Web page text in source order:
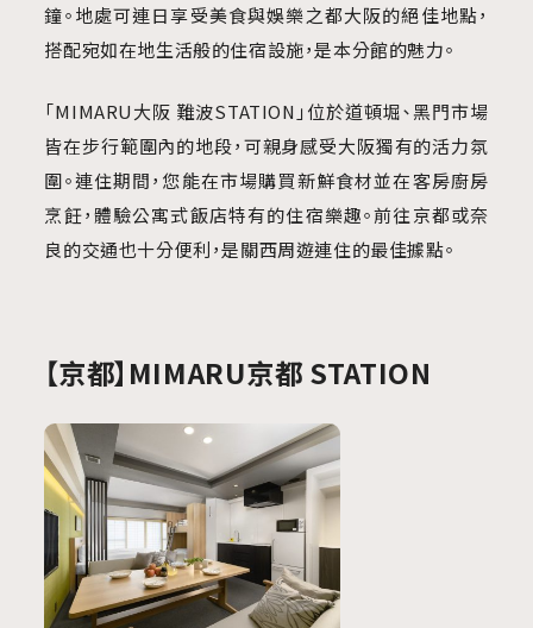
鐘。地處可連日享受美食與娛樂之都大阪的絕佳地點，
搭配宛如在地生活般的住宿設施，是本分館的魅力。
「MIMARU大阪 難波STATION」位於道頓堀、黑門市場
皆在步行範圍內的地段，可親身感受大阪獨有的活力氛
圍。連住期間，您能在市場購買新鮮食材並在客房廚房
烹飪，體驗公寓式飯店特有的住宿樂趣。前往京都或奈
良的交通也十分便利，是關西周遊連住的最佳據點。
【京都】MIMARU京都 STATION